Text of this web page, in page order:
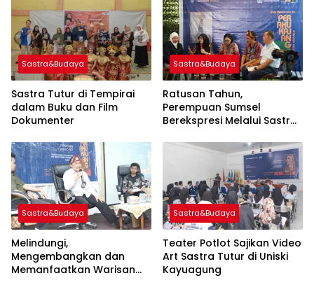
Kebudayaan Republik
Indonesia
Sastra&Budaya
Sastra Tutur di Tempirai
dalam Buku dan Film
Dokumenter
Sastra&Budaya
Ratusan Tahun,
Perempuan Sumsel
Berekspresi Melalui Sastra
Sastra&Budaya
Melindungi,
Mengembangkan dan
Memanfaatkan Warisan
Sastra&Budaya
Teater Potlot Sajikan Video
Art Sastra Tutur di Uniski
Kayuagung